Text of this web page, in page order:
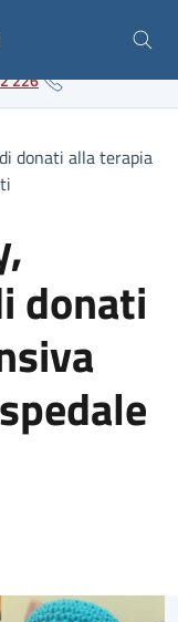
226
donati alla terapia
donati